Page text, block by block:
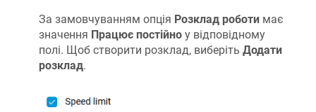
За замовчуванням опція Розклад роботи має
значення Працює постійно у відповідному
полі. Щоб створити розклад, виберіть Додати
розклад.